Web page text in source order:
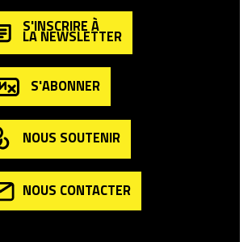
S'INSCRIRE À
LA NEWSLETTER
S'ABONNER
NOUS SOUTENIR
NOUS CONTACTER